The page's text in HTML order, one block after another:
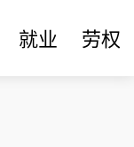
就业 劳权